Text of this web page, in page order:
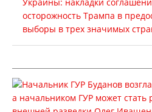
осторожность Трампа в
выборы в трех значимых